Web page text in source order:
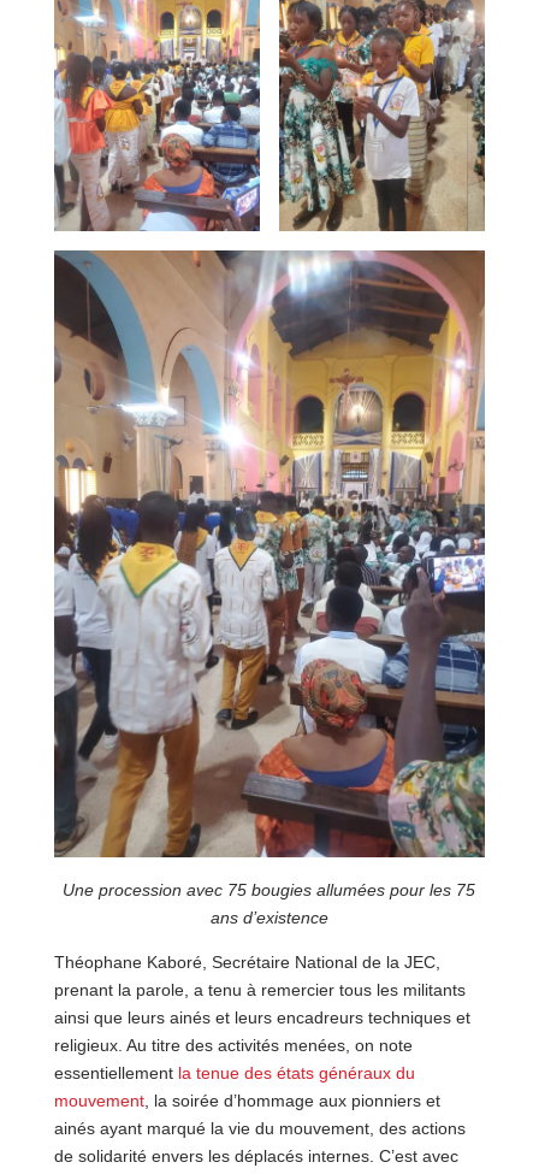
Une procession avec 75 bougies allumées pour les 75
ans d’existence
Théophane Kaboré, Secrétaire National de la JEC,
prenant la parole, a tenu à remercier tous les militants
ainsi que leurs ainés et leurs encadreurs techniques et
religieux. Au titre des activités menées, on note
essentiellement la tenue des états généraux du
mouvement, la soirée d’hommage aux pionniers et
ainés ayant marqué la vie du mouvement, des actions
de solidarité envers les déplacés internes. C’est avec